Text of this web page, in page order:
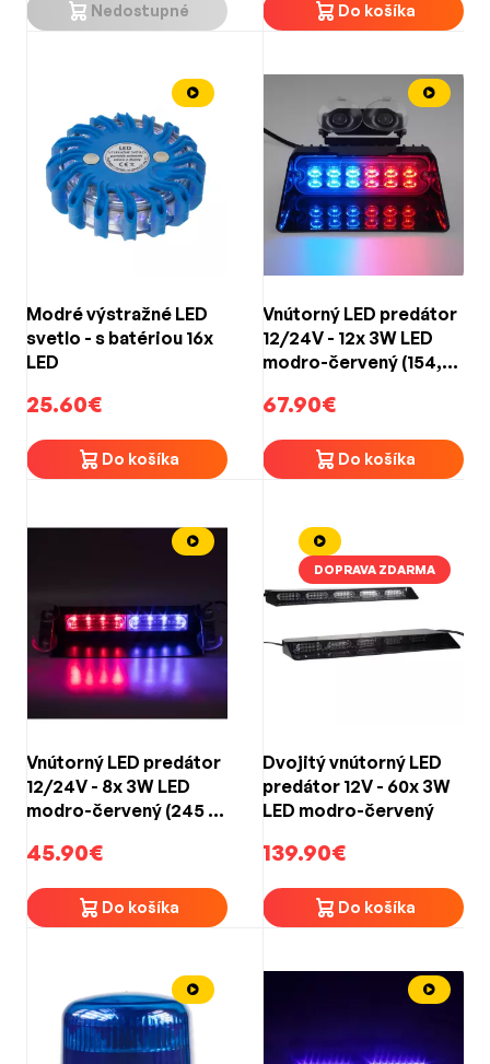
Nedostupné Do košíka
Modré výstražné LED
svetlo - s batériou 16x
LED
25.60€
Do košíka
Vnútorný LED predátor
12/24V - 12x 3W LED
modro-červený (154,9
67.90€
Do košíka
Vnútorný LED predátor
12/24V - 8x 3W LED
modro-červený (245 x
45.90€
Do košíka
DOPRAVA ZDARMA
Dvojitý vnútorný LED
predátor 12V - 60x 3W
LED modro-červený
139.90€
Do košíka